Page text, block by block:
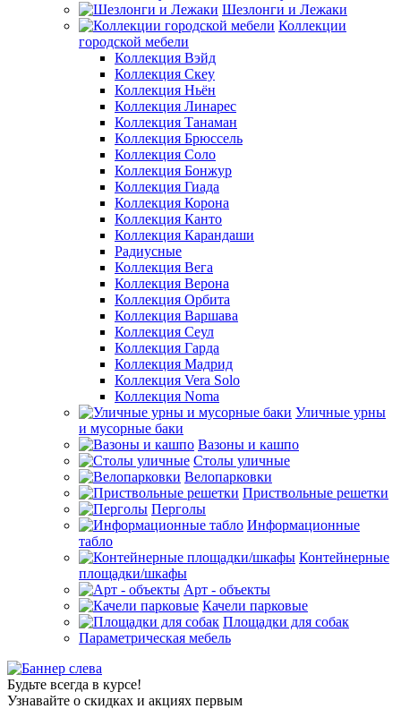
Шезлонги и Лежаки
Коллекции
городской мебели
Коллекция Вэйд
Коллекция Скеу
Коллекция Ньён
Коллекция Линарес
Коллекция Танаман
Коллекция Брюссель
Коллекция Соло
Коллекция Бонжур
Коллекция Гиада
Коллекция Корона
Коллекция Канто
Коллекция Карандаши
Радиусные
Коллекция Вега
Коллекция Верона
Коллекция Орбита
Коллекция Варшава
Коллекция Сеул
Коллекция Гарда
Коллекция Мадрид
Коллекция Vera Solo
Коллекция Noma
Уличные урны
и мусорные баки
Вазоны и кашпо
Столы уличные
Велопарковки
Приствольные решетки
Перголы
Информационные
табло
Контейнерные
площадки/шкафы
Арт - объекты
Качели парковые
Площадки для собак
Параметрическая мебель
Будьте всегда в курсе!
Узнавайте о скидках и акциях первым